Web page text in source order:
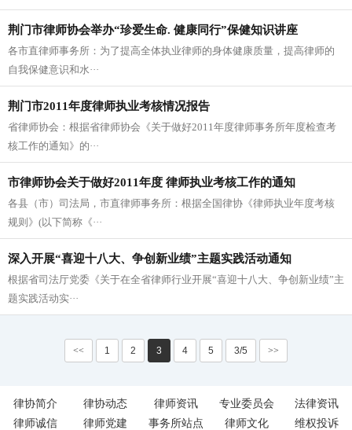
荆门市律师协会举办“珍爱生命. 健康同行”保健知识讲座
各市直律师事务所：为了提高全体执业律师的身体健康质量，提高律师的
自我保健意识和水···
荆门市2011年度律师执业考核情况报告
省律师协会：根据省律师协会《关于做好2011年度律师事务所年度检查考
核工作的通知》的···
市律师协会关于做好2011年度 律师执业考核工作的通知
各县（市）司法局，市直律师事务所：根据全国律协《律师执业年度考核
规则》(以下简称《···
深入开展“喜迎十八大、争创新业绩”主题实践活动通知
根据省司法厅党委《关于在全省律师行业开展“喜迎十八大、争创新业绩”主
题实践活动实···
<< 1 2 3 4 5 3/5 >>
律协简介 律协动态 律师资讯 专业委员会
法律资讯
律师诚信
律师党建 事务所站点 律师文化 维权投诉